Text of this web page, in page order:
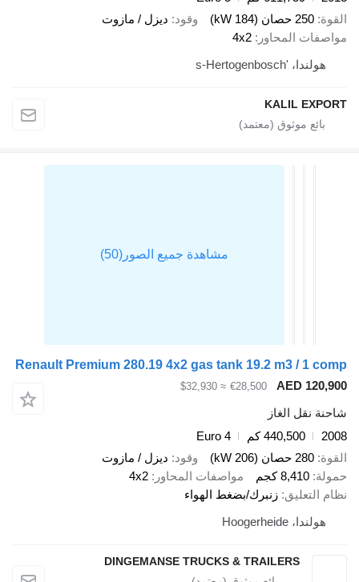
250 حصان (184 kW) وقود ديزل / مازوت
المحاور 4x2
هولندا، 's-Hertogenbosch
KALIL
Renault Premium 280.19 4x2 gas tank 19.2 m3 / 1
AED
€28,500
≈ $32,930
نقل الغاز
440,500 كم
Euro 4
280 حصان (206 kW) وقود ديزل / مازوت
8,410 كجم مواصفات المحاور 4x2
التعليق زنبرك/بضغط الهواء
هولندا، Hoogerheide
DINGEMANSE TRUCKS & TRAILERS